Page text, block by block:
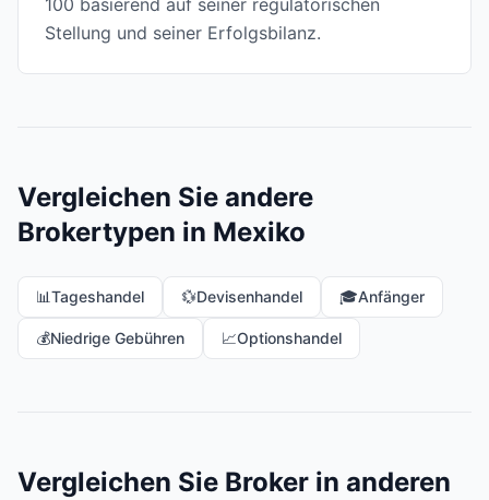
100 basierend auf seiner regulatorischen
Stellung und seiner Erfolgsbilanz.
Vergleichen Sie andere
Brokertypen in Mexiko
📊Tageshandel 💱Devisenhandel 🎓Anfänger
💰Niedrige Gebühren 📈Optionshandel
Vergleichen Sie Broker in anderen